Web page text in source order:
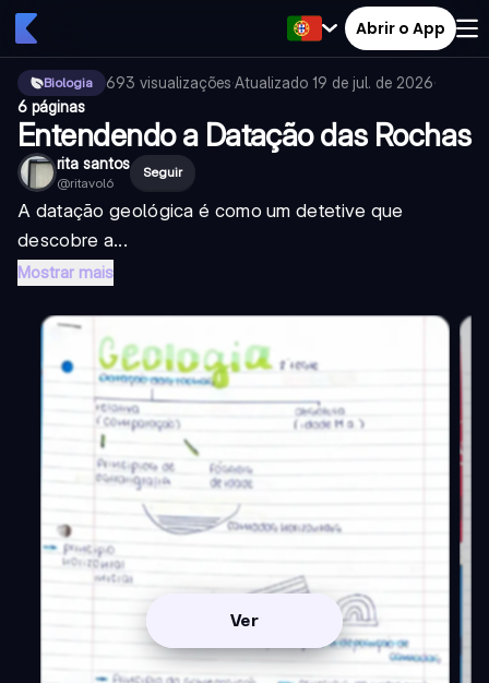
Abrir o App
Biologia 693 visualizações·Atualizado 19 de jul. de 2026·
6 páginas
Entendendo a Datação das Rochas
rita santos
@ritavol6
Seguir
A datação geológica é como um detetive que
descobre a...
Mostrar mais
Ver